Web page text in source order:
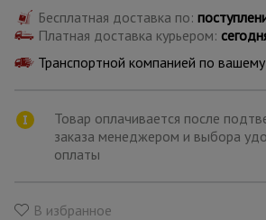
для бетонных
работ
склада
Бесплатная доставка по:
Платная доставка курьером:
Транспортной компанией по вашему
Товар оплачивается после
заказа менеджером и выбора
оплаты
В избранное